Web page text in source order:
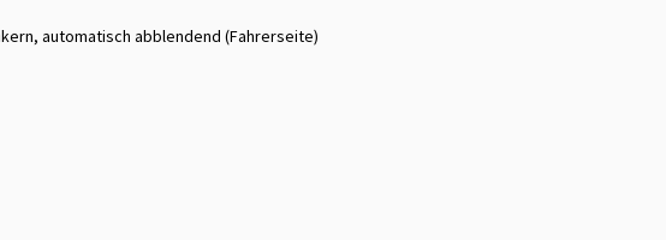
automatisch abblendend (Fahrerseite)